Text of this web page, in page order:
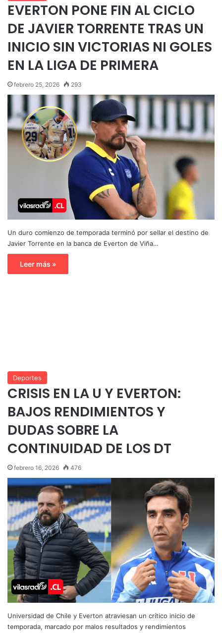
EVERTON PONE FIN AL CICLO
DE JAVIER TORRENTE TRAS UN
INICIO SIN VICTORIAS NI GOLES
EN LA LIGA DE PRIMERA
febrero 25, 2026 293
Un duro comienzo de temporada terminó por sellar el destino de
Javier Torrente en la banca de Everton de Viña…
Leer más »
Deportes
CRISIS EN LA U Y EVERTON:
BAJOS RENDIMIENTOS Y
DUDAS SOBRE LA
CONTINUIDAD DE LOS DT
febrero 16, 2026 476
Universidad de Chile y Everton atraviesan un crítico inicio de
temporada, marcado por malos resultados y rendimientos